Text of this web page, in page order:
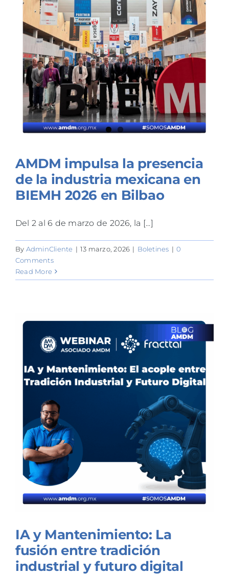
AMDM impulsa la presencia
de la industria mexicana en
BIEMH 2026 en Bilbao
Del 2 al 6 de marzo de 2026, la [...]
By AdminCliente | 13 marzo, 2026 | Boletines | 0
Comments
Read More
IA y Mantenimiento: La
fusión entre tradición
industrial y futuro digital